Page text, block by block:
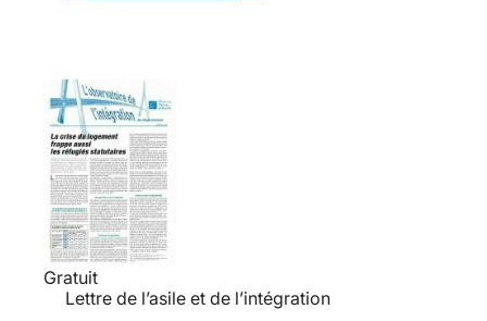
Gratuit
Lettre de l’asile et de l’intégration